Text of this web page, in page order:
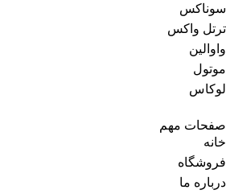
سوناکس
ترتل واکس
واوالین
موتول
لوکاس
صفحات مهم
خانه
فروشگاه
درباره ما